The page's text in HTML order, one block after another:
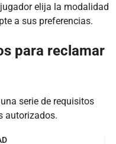
elija la modalidad
a sus preferencias.
para reclamar
serie de requisitos
autorizados.